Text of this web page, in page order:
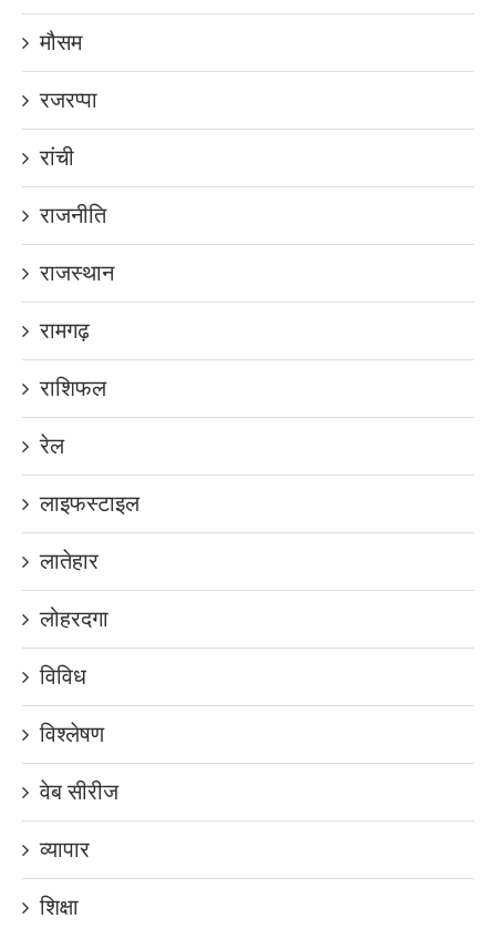
मौसम
रजरप्पा
रांची
राजनीति
राजस्थान
रामगढ़
राशिफल
रेल
लाइफस्टाइल
लातेहार
लोहरदगा
विविध
विश्लेषण
वेब सीरीज
व्यापार
शिक्षा